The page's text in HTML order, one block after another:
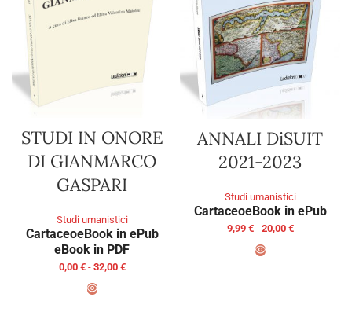
STUDI IN ONORE
DI GIANMARCO
GASPARI
Studi umanistici
CartaceoeBook in ePub
eBook in PDF
0,00 € - 32,00 €
ANNALI DiSUIT
2021-2023
Studi umanistici
CartaceoeBook in ePub
9,99 € - 20,00 €